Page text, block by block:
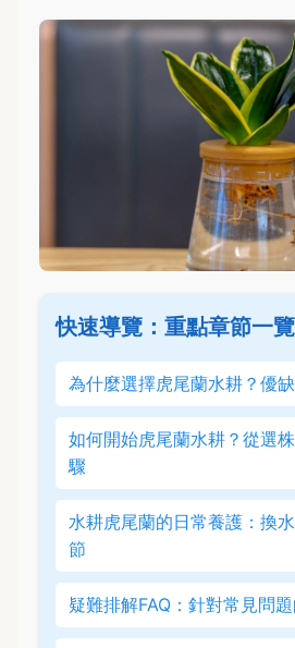
快速導覽：重點章節一覽
為什麼選擇虎尾蘭水耕？優
如何開始虎尾蘭水耕？從選
驟
水耕虎尾蘭的日常養護：換
節
疑難排解FAQ：針對常見問